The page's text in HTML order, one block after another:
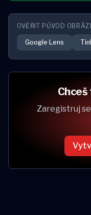
OVĚŘIT PŮVOD
Google Lens
Zaregistruj se